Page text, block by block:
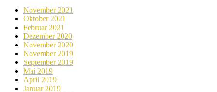
November 2021
Oktober 2021
Februar 2021
Dezember 2020
November 2020
November 2019
September 2019
Mai 2019
April 2019
Januar 2019